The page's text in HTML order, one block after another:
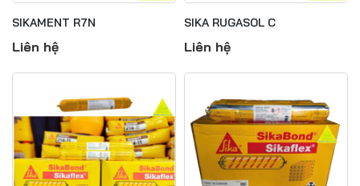
SIKAMENT R7N
Liên hệ
SIKA RUGASOL C
Liên hệ